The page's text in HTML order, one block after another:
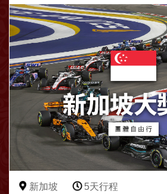
新加坡 5天行程